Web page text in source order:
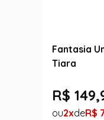
Fantasia
Tiara
R$ 149,
2 R$